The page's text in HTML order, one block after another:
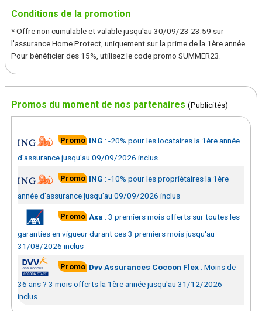
Conditions de la promotion
* Offre non cumulable et valable jusqu'au 30/09/23 23:59 sur
l'assurance Home Protect, uniquement sur la prime de la 1ère année.
Pour bénéficier des 15%, utilisez le code promo SUMMER23.
Promos du moment de nos partenaires (Publicités)
Promo ING : -20% pour les locataires la 1ère année
d'assurance jusqu'au 09/09/2026 inclus
Promo ING : -10% pour les propriétaires la 1ère
année d'assurance jusqu'au 09/09/2026 inclus
Promo Axa : 3 premiers mois offerts sur toutes les
garanties en vigueur durant ces 3 premiers mois jusqu'au
31/08/2026 inclus
Promo Dvv Assurances Cocoon Flex : Moins de
36 ans ? 3 mois offerts la 1ère année jusqu'au 31/12/2026
inclus